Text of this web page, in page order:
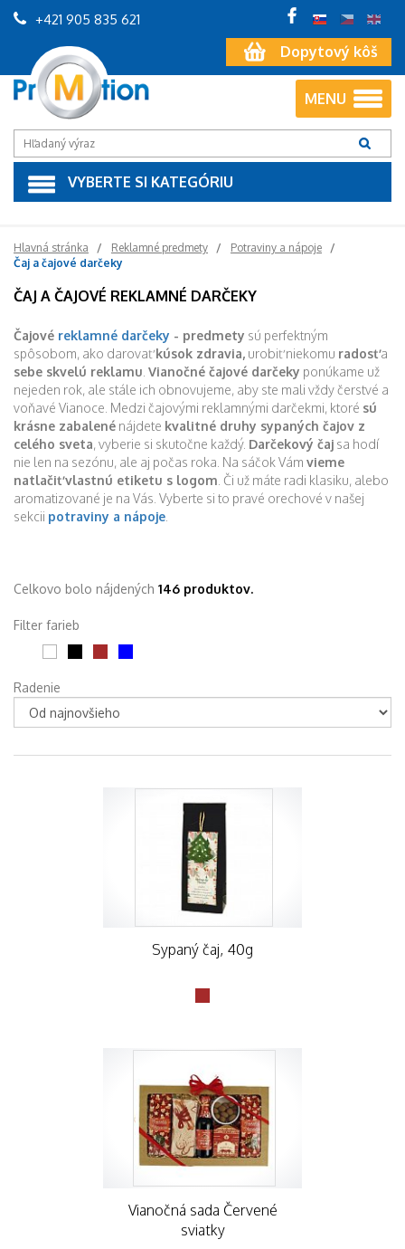
Dopytový kôš
+421 905 835 621
MENU
VYBERTE SI KATEGÓRIU
Hlavná stránka Reklamné predmety
Potraviny a nápoje
Čaj a čajové darčeky
ČAJ A ČAJOVÉ REKLAMNÉ DARČEKY
Čajové reklamné darčeky - predmety sú perfektným
spôsobom, ako darovaťkúsok zdravia, urobiť niekomu radosťa
sebe skvelú reklamu Vianočné čajové darčeky ponúkame už
nejeden rok, ale stále ich obnovujeme, aby ste mali vždy čerstvé a
voňavé Vianoce. Medzi čajovými reklamnými darčekmi, ktoré sú
krásne zabalené nájdete kvalitné druhy sypaných čajov z
celého sveta, vyberie si skutočne každý. Darčekový čaj sa hodí
nie len na sezónu, ale aj počas roka. Na sáčok Vám vieme
natlačiť vlastnú etiketu s logom . Či už máte radi klasiku, alebo
aromatizované je na Vás. Vyberte si to pravé orechové v našej
sekcii potraviny a nápoje
Celkovo bolo nájdených 146 produktov.
Filter farieb
Radenie
Sypaný čaj, 40g
Vianočná sada Červené
sviatky